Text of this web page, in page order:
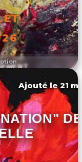
Ajouté le 21
DE